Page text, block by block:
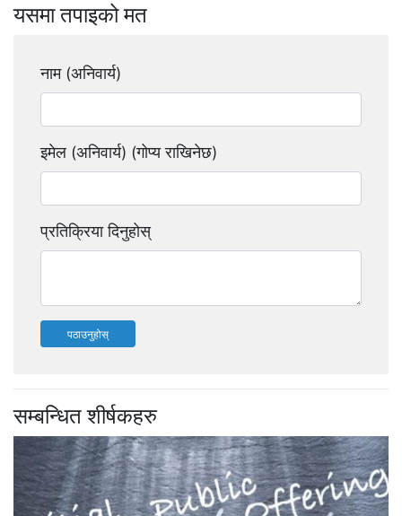
यसमा तपाइको मत
नाम (अनिवार्य)
इमेल (अनिवार्य) (गोप्य राखिनेछ)
प्रतिक्रिया दिनुहोस्
पठाउनुहोस्
सम्बन्धित शीर्षकहरु